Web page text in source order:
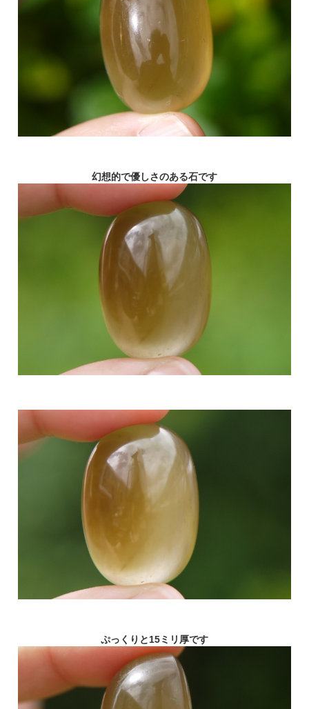
幻想的で優しさのある石です
ぷっくりと15ミリ厚です